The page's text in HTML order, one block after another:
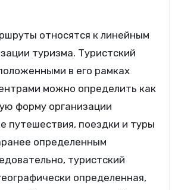
туризма. Туристский
в его рамках
можно определить как
форму организации
путешествия, поездки и туры
определенным
туристский
определенная,